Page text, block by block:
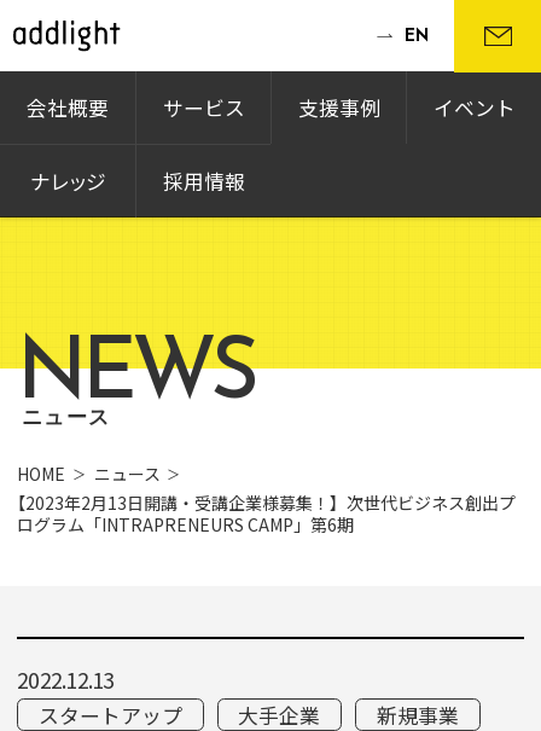
会社概要 サービス 支援事例 イベント
ナレッジ 採用情報
EN
NEWS
ニュース
HOME
ニュース
【2023年2月13日開講・受講企業様募集！】次世代ビジネス創出プ
ログラム「INTRAPRENEURS CAMP」第6期
2022.12.13
スタートアップ 大手企業
新規事業